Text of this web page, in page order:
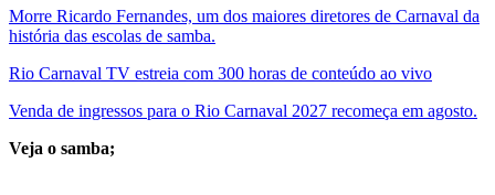
Morre Ricardo Fernandes, um dos maiores diretores de Carnaval da
história das escolas de samba.
Rio Carnaval TV estreia com 300 horas de conteúdo ao vivo
Venda de ingressos para o Rio Carnaval 2027 recomeça em agosto.
Veja o samba;